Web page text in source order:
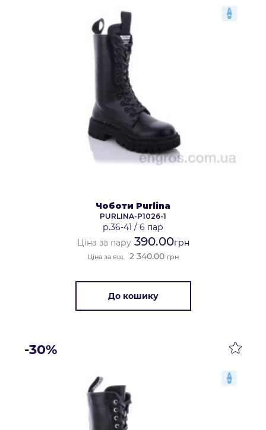
Чоботи Purlina
PURLINA-P1026-1
р.36-41 / 6 пар
Ціна за пару390.00грн
Ціна за ящ. 2 340.00 грн
До кошику
-30%